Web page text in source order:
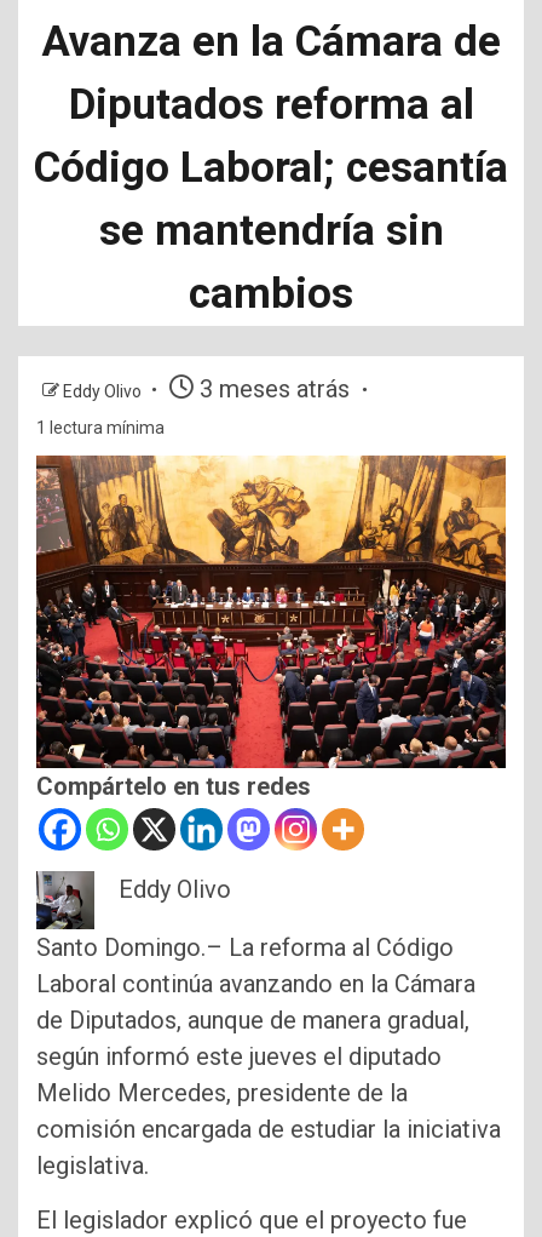
Avanza en la Cámara de
Diputados reforma al
Código Laboral; cesantía
se mantendría sin
cambios
Eddy Olivo 3 meses atrás
1 lectura mínima
Compártelo en tus redes
Eddy Olivo
Santo Domingo.– La reforma al Código
Laboral continúa avanzando en la Cámara
de Diputados, aunque de manera gradual,
según informó este jueves el diputado
Melido Mercedes, presidente de la
comisión encargada de estudiar la iniciativa
legislativa.
El legislador explicó que el proyecto fue